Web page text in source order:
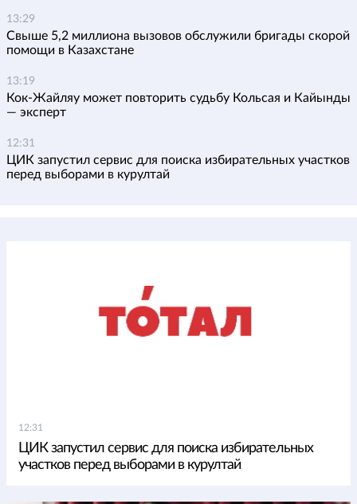
13:29
Свыше 5,2 миллиона вызовов обслужили бригады скорой
помощи в Казахстане
13:19
Кок-Жайляу может повторить судьбу Кольсая и Кайынды
— эксперт
12:31
ЦИК запустил сервис для поиска избирательных участков
перед выборами в курултай
12:31
ЦИК запустил сервис для поиска избирательных
участков перед выборами в курултай